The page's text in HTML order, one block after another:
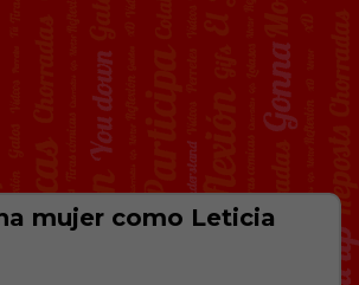
mujer como Leticia